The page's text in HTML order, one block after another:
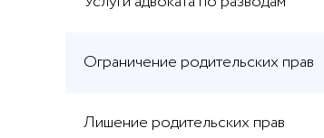
Ограничение родительских прав
Лишение родительских прав